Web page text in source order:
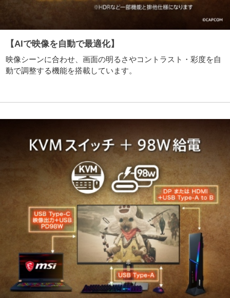
【AIで映像を自動で最適化】
映像シーンに合わせ、画面の明るさやコントラスト・彩度を自
動で調整する機能を搭載しています。